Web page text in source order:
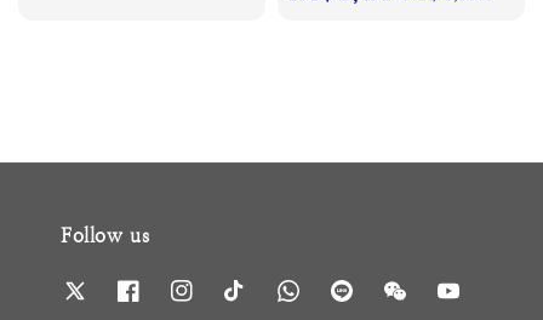
Follow us